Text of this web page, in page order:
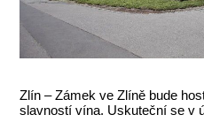
Zlín – Zámek ve Zlíně bude
slavností vína. Uskuteční se v